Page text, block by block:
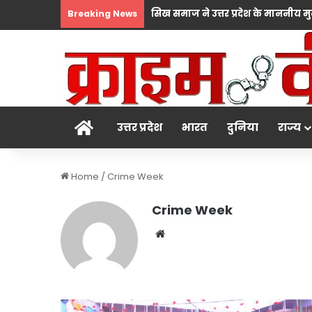
Breaking News
होम उत्तर प्रदेश भारत दुनिया राज्य
Home /Crime Week
Crime Week
बच्चों